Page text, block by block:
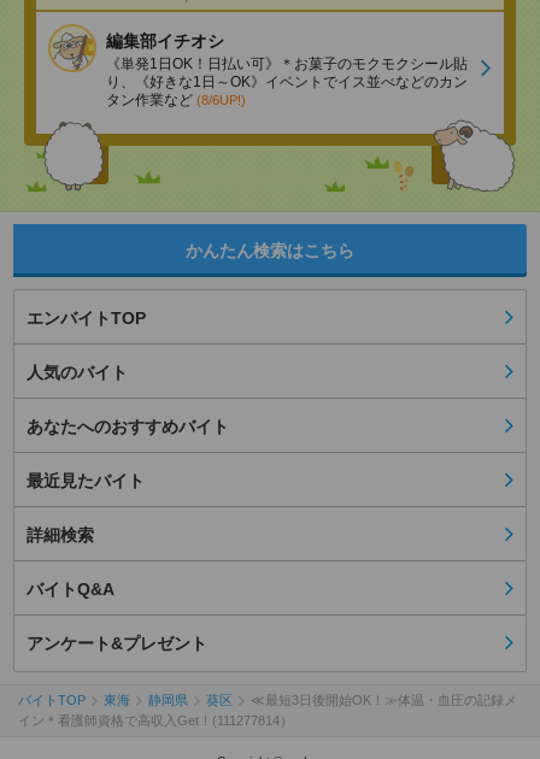
編集部イチオシ
《単発1日OK！日払い可》＊お菓子のモクモクシール貼
り、《好きな1日～OK》イベントでイス並べなどのカン
タン作業など (8/6UP!)
かんたん検索はこちら
エンバイトTOP
人気のバイト
あなたへのおすすめバイト
最近見たバイト
詳細検索
バイトQ&A
アンケート&プレゼント
バイトTOP 東海 静岡県 葵区
≪最短3日後開始OK！≫体温・血圧の記録メ
イン＊看護師資格で高収入Get！(111277814）